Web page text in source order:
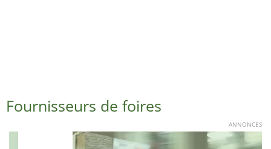
Fournisseurs de foires
ANNONCES